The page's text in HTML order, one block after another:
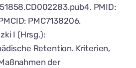
PMID:
PMC7138206.
I (Hrsg.):
Retention. Kriterien,
der